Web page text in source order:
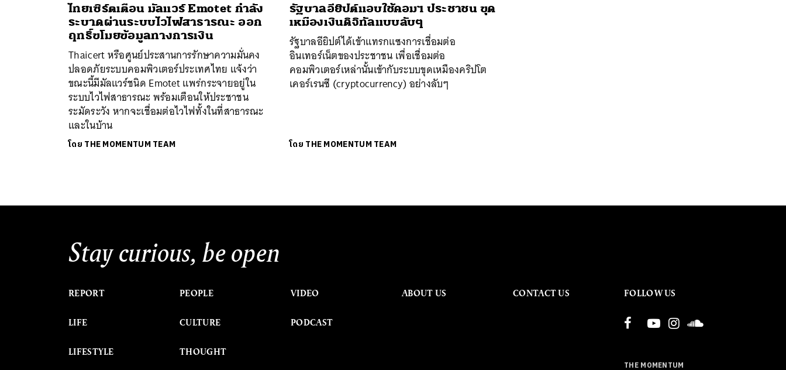
ไทยเซิร์ตเตือน มัลแวร์ Emotet กำลัง
ระบาดผ่านระบบไวไฟสาธารณะ ออก
ฤทธิ์ขโมยข้อมูลทางการเงิน
Thaicert หรือศูนย์ประสานการรักษาความมั่นคง
ปลอดภัยระบบคอมพิวเตอร์ประเทศไทย แจ้งว่า
ขณะนี้มีมัลแวร์ชนิด Emotet แพร่กระจายอยู่ใน
ระบบไวไฟสาธารณะ พร้อมเตือนให้ประชาชน
ระมัดระวัง หากจะเชื่อมต่อไวไฟทั้งในที่สาธารณะ
และในบ้าน
โดย THE MOMENTUM TEAM
รัฐบาลอียิปต์แอบใช้คอมฯ ประชาชน ขุด
เหมืองเงินดิจิทัลแบบลับๆ
รัฐบาลอียิปต์ได้เข้าแทรกแซงการเชื่อมต่อ
อินเทอร์เน็ตของประชาชน เพื่อเชื่อมต่อ
คอมพิวเตอร์เหล่านั้นเข้ากับระบบขุดเหมืองคริปโต
เคอร์เรนซี (cryptocurrency) อย่างลับๆ
โดย THE MOMENTUM TEAM
Stay curious, be open
REPORT
LIFE
LIFESTYLE
PEOPLE
CULTURE
THOUGHT
VIDEO
PODCAST
ABOUT US CONTACT US FOLLOW US
THE MOMENTUM
ค้นหา
SHARE TWEET LINE EMAIL